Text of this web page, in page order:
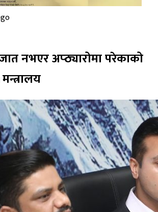
नभएर अप्ठ्यारोमा परेकाको